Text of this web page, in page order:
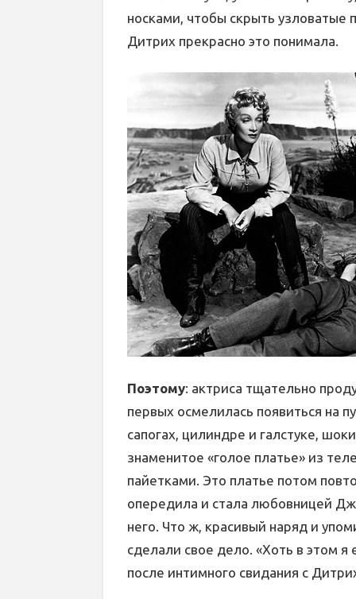
носками, чтобы скрыть
Дитрих прекрасно это понимала.
Поэтому: актриса тщательно
первых осмелилась появиться на
сапогах, цилиндре и галстуке,
знаменитое «голое платье» из
пайетками. Это платье потом
опередила и стала любовницей
него. Что ж, красивый наряд и
сделали свое дело. «Хоть в этом
после интимного свидания с